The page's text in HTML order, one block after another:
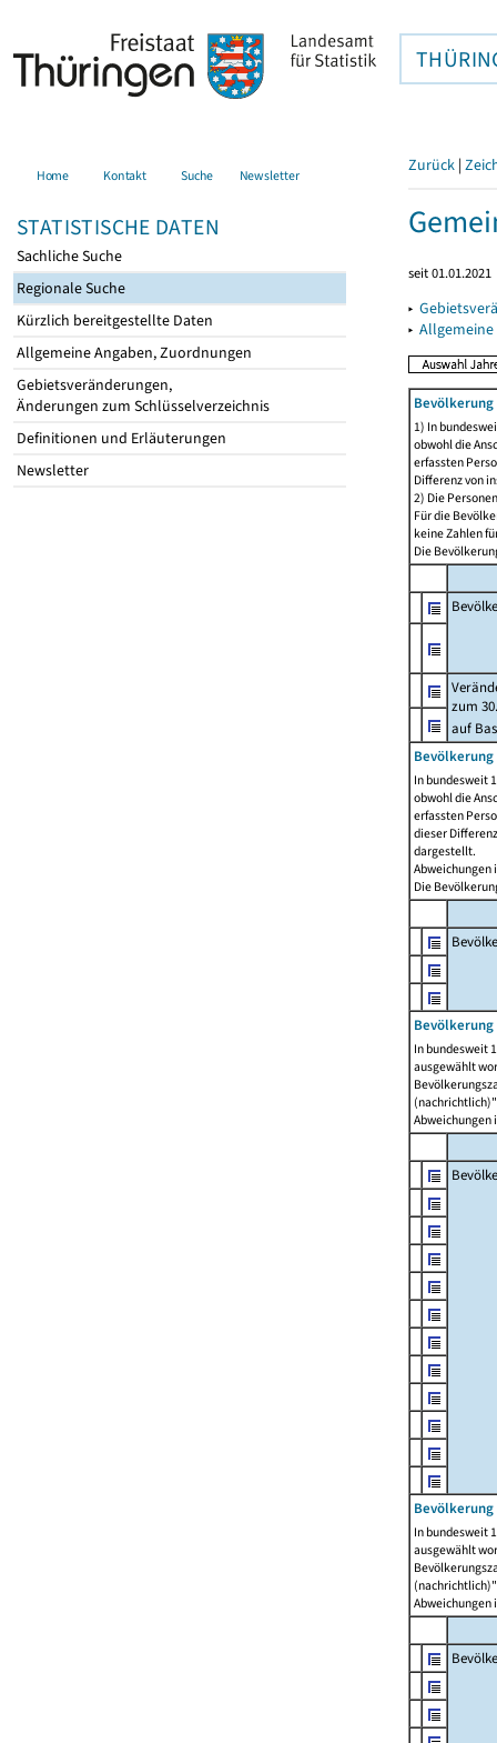
Home Kontakt Suche Newsletter
STATISTISCHE DATEN
Sachliche Suche
Regionale Suche
Kürzlich bereitgestellte Daten
Allgemeine Angaben, Zuordnungen
Gebietsveränderungen,
Änderungen zum Schlüsselverzeichnis
Definitionen und Erläuterungen
Newsletter
Zurück |
seit 01.01.2021
▸
▸
1) In
obwohl die
erfassten
Differenz von
2) Die
Für die
keine Zahlen
Die
zum
auf
Bevölkerung
In bundesweit
obwohl die
erfassten
dieser
dargestellt.
Abweichungen
Die
In bundesweit
ausgewählt
Abweichungen
In bundesweit
ausgewählt
Abweichungen